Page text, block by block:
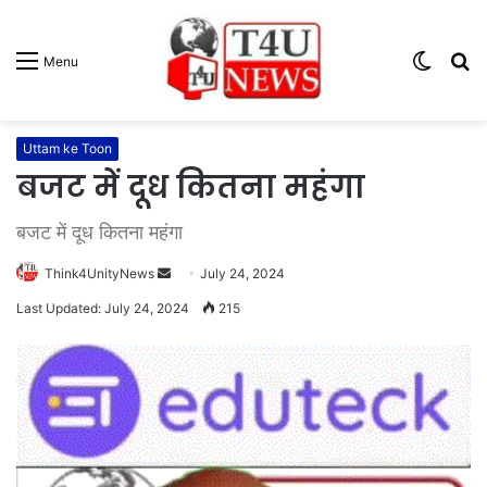
Menu
Switch
Uttam ke Toon
बजट में दूध कितना महंगा
बजट में दूध कितना महंगा
Think4UnityNews
d
a
n
e
m
a
July 24, 2024
Last Updated: July 24, 2024 215